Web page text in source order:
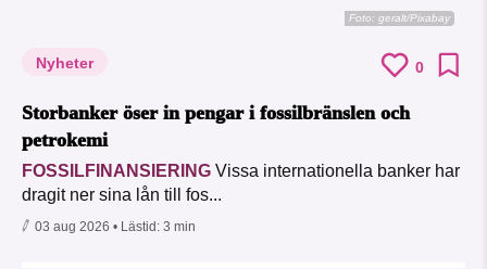
Foto: geralt/Pixabay
Nyheter 0
Storbanker öser in pengar i fossilbränslen och
petrokemi
FOSSILFINANSIERING Vissa internationella banker har
dragit ner sina lån till fos...
03 aug 2026 • Lästid: 3 min